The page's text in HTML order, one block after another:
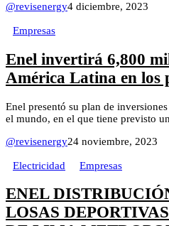
@revisenergy4 diciembre, 2023
Empresas
Enel invertirá 6,800
América Latina en los
Enel presentó su plan de
el mundo, en el que tiene previsto
@revisenergy24 noviembre, 2023
Electricidad Empresas
ENEL
LOSAS